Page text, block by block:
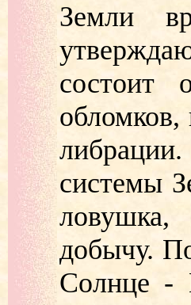
Земли
состоит
обломков,
системы
ловушка,
добычу.
Солнце -